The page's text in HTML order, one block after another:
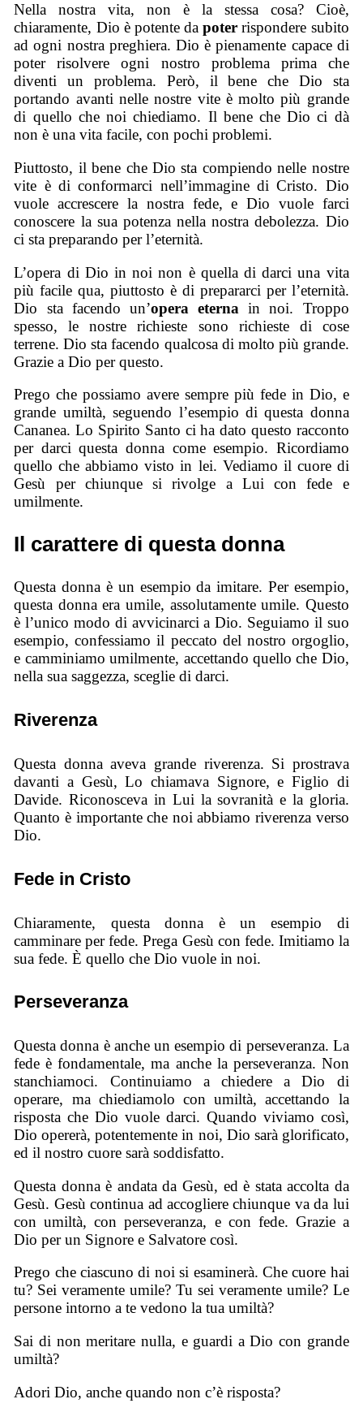
Nella nostra vita, non è la stessa cosa? Cioè,
chiaramente, Dio è potente dapoter rispondere subito
ad ogni nostra preghiera. Dio è pienamente capace di
poter risolvere ogni nostro problema prima che
diventi un problema. Però, il bene che Dio sta
portando avanti nelle nostre vite è molto più grande
di quello che noi chiediamo. Il bene che Dio ci dà
non è una vita facile, con pochi problemi.
Piuttosto, il bene che Dio sta compiendo nelle nostre
vite è di conformarci nell’immagine di Cristo. Dio
vuole accrescere la nostra fede, e Dio vuole farci
conoscere la sua potenza nella nostra debolezza. Dio
ci sta preparando per l’eternità.
L’opera di Dio in noi non è quella di darci una vita
più facile qua, piuttosto è di prepararci per l’eternità.
Dio sta facendo un’opera eterna in noi. Troppo
spesso, le nostre richieste sono richieste di cose
terrene. Dio sta facendo qualcosa di molto più grande.
Grazie a Dio per questo.
Prego che possiamo avere sempre più fede in Dio, e
grande umiltà, seguendo l’esempio di questa donna
Cananea. Lo Spirito Santo ci ha dato questo racconto
per darci questa donna come esempio. Ricordiamo
quello che abbiamo visto in lei. Vediamo il cuore di
Gesù per chiunque si rivolge a Lui con fede e
umilmente.
Il carattere di questa donna
Questa donna è un esempio da imitare. Per esempio,
questa donna era umile, assolutamente umile. Questo
è l’unico modo di avvicinarci a Dio. Seguiamo il suo
esempio, confessiamo il peccato del nostro orgoglio,
e camminiamo umilmente, accettando quello che Dio,
nella sua saggezza, sceglie di darci.
Riverenza
Questa donna aveva grande riverenza. Si prostrava
davanti a Gesù, Lo chiamava Signore, e Figlio di
Davide. Riconosceva in Lui la sovranità e la gloria.
Quanto è importante che noi abbiamo riverenza verso
Dio.
Fede in Cristo
Chiaramente, questa donna è un esempio di
camminare per fede. Prega Gesù con fede. Imitiamo la
sua fede. È quello che Dio vuole in noi.
Perseveranza
Questa donna è anche un esempio di perseveranza. La
fede è fondamentale, ma anche la perseveranza. Non
stanchiamoci. Continuiamo a chiedere a Dio di
operare, ma chiediamolo con umiltà, accettando la
risposta che Dio vuole darci. Quando viviamo così,
Dio opererà, potentemente in noi, Dio sarà glorificato,
ed il nostro cuore sarà soddisfatto.
Questa donna è andata da Gesù, ed è stata accolta da
Gesù. Gesù continua ad accogliere chiunque va da lui
con umiltà, con perseveranza, e con fede. Grazie a
Dio per un Signore e Salvatore così.
Prego che ciascuno di noi si esaminerà. Che cuore hai
tu? Sei veramente umile? Tu sei veramente umile? Le
persone intorno a te vedono la tua umiltà?
Sai di non meritare nulla, e guardi a Dio con grande
umiltà?
Adori Dio, anche quando non c’è risposta?